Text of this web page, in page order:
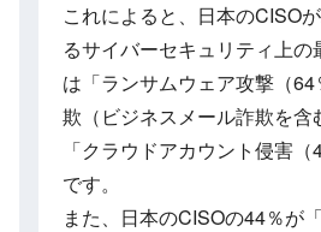
これによると、日本のCISO
るサイバーセキュリティ上の
は「ランサムウェア攻撃（
欺（ビジネスメール詐欺を含
「クラウドアカウント侵害
です。
また、日本のCISOの44％が